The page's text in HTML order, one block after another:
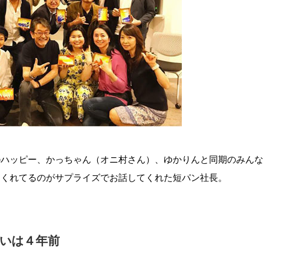
ッピー、かっちゃん（オニ村さん）、ゆかりんと同期のみんな
れてるのがサプライズでお話してくれた短パン社長。
は４年前